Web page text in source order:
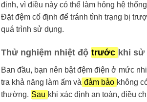
định, vì điều này có thể làm hỏng hệ
Đặt đệm cố định để tránh tình trạng bị
quá trình sử dụng.
Thử nghiệm nhiệt độ trước khi sử
Ban đầu, bạn nên bật đệm điện ở mức
tra khả năng làm ấm và đảm bảo không
thường. Sau khi xác định an toàn, điều